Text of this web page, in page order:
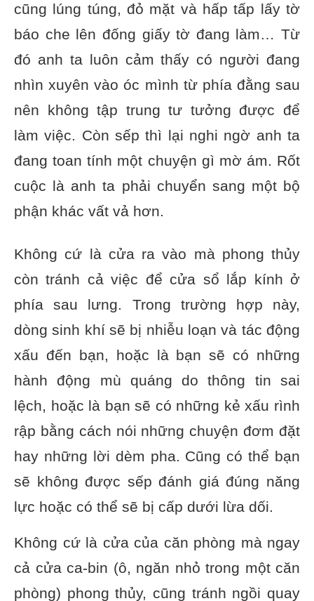
cũng lúng túng, đỏ mặt và hấp tấp lấy tờ
báo che lên đống giấy tờ đang làm… Từ
đó anh ta luôn cảm thấy có người đang
nhìn xuyên vào óc mình từ phía đằng sau
nên không tập trung tư tưởng được để
làm việc. Còn sếp thì lại nghi ngờ anh ta
đang toan tính một chuyện gì mờ ám. Rốt
cuộc là anh ta phải chuyển sang một bộ
phận khác vất vả hơn.
Không cứ là cửa ra vào mà phong thủy
còn tránh cả việc để cửa sổ lắp kính ở
phía sau lưng. Trong trường hợp này,
dòng sinh khí sẽ bị nhiễu loạn và tác động
xấu đến bạn, hoặc là bạn sẽ có những
hành động mù quáng do thông tin sai
lệch, hoặc là bạn sẽ có những kẻ xấu rình
rập bằng cách nói những chuyện đơm đặt
hay những lời dèm pha. Cũng có thể bạn
sẽ không được sếp đánh giá đúng năng
lực hoặc có thể sẽ bị cấp dưới lừa dối.
Không cứ là cửa của căn phòng mà ngay
cả cửa ca-bin (ô, ngăn nhỏ trong một căn
phòng) phong thủy, cũng tránh ngồi quay